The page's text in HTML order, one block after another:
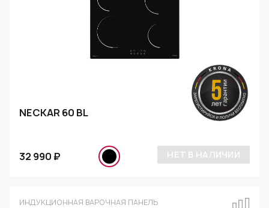
NECKAR 60 BL
32 990 ₽ НЕТ В НАЛИЧИИ
ИНДУКЦИОННАЯ ВАРОЧНАЯ ПАНЕЛЬ